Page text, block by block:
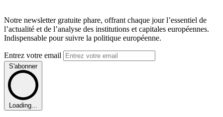
Notre newsletter gratuite phare, offrant chaque jour l’essentiel de
l’actualité et de l’analyse des institutions et capitales européennes.
Indispensable pour suivre la politique européenne.
Entrez votre email
S'abonner
Loading...